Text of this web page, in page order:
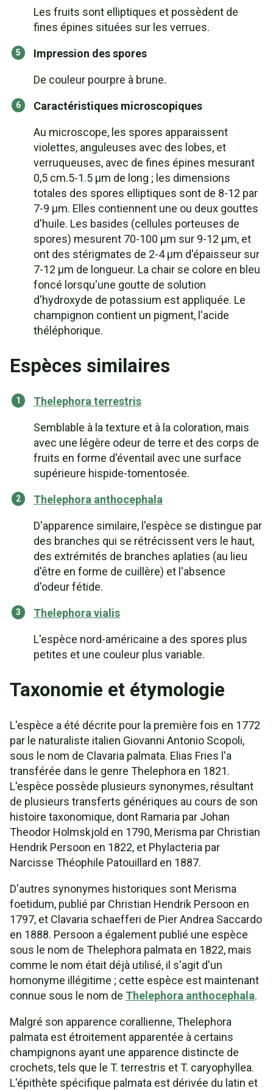
Les fruits sont elliptiques et possèdent de
fines épines situées sur les verrues.
Impression des spores
De couleur pourpre à brune.
Caractéristiques microscopiques
Au microscope, les spores apparaissent
violettes, anguleuses avec des lobes, et
verruqueuses, avec de fines épines mesurant
0,5 cm.5-1.5 µm de long ; les dimensions
totales des spores elliptiques sont de 8-12 par
7-9 µm. Elles contiennent une ou deux gouttes
d'huile. Les basides (cellules porteuses de
spores) mesurent 70-100 µm sur 9-12 µm, et
ont des stérigmates de 2-4 µm d'épaisseur sur
7-12 µm de longueur. La chair se colore en bleu
foncé lorsqu'une goutte de solution
d'hydroxyde de potassium est appliquée. Le
champignon contient un pigment, l'acide
théléphorique.
Espèces similaires
Thelephora terrestris
Semblable à la texture et à la coloration, mais
avec une légère odeur de terre et des corps de
fruits en forme d'éventail avec une surface
supérieure hispide-tomentosée.
Thelephora anthocephala
D'apparence similaire, l'espèce se distingue par
des branches qui se rétrécissent vers le haut,
des extrémités de branches aplaties (au lieu
d'être en forme de cuillère) et l'absence
d'odeur fétide.
Thelephora vialis
L'espèce nord-américaine a des spores plus
petites et une couleur plus variable.
Taxonomie et étymologie
L'espèce a été décrite pour la première fois en 1772
par le naturaliste italien Giovanni Antonio Scopoli,
sous le nom de Clavaria palmata. Elias Fries l'a
transférée dans le genre Thelephora en 1821.
L'espèce possède plusieurs synonymes, résultant
de plusieurs transferts génériques au cours de son
histoire taxonomique, dont Ramaria par Johan
Theodor Holmskjold en 1790, Merisma par Christian
Hendrik Persoon en 1822, et Phylacteria par
Narcisse Théophile Patouillard en 1887.
D'autres synonymes historiques sont Merisma
foetidum, publié par Christian Hendrik Persoon en
1797, et Clavaria schaefferi de Pier Andrea Saccardo
en 1888. Persoon a également publié une espèce
sous le nom de Thelephora palmata en 1822, mais
comme le nom était déjà utilisé, il s'agit d'un
homonyme illégitime ; cette espèce est maintenant
connue sous le nom de Thelephora anthocephala.
Malgré son apparence corallienne, Thelephora
palmata est étroitement apparentée à certains
champignons ayant une apparence distincte de
crochets, tels que le T. terrestris et T. caryophyllea.
L'épithète spécifique palmata est dérivée du latin et